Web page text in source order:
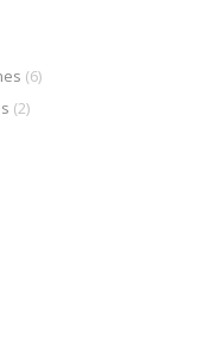
(6)
(2)